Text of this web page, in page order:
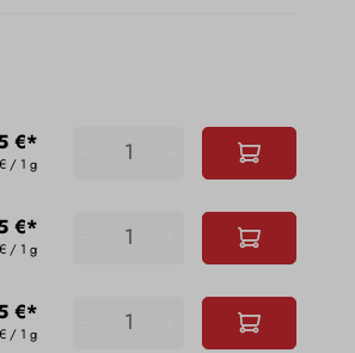
€*
/ 1 g
€*
/ 1 g
€*
/ 1 g